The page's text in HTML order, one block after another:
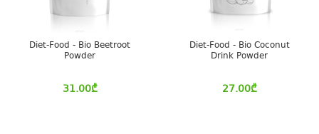
Diet-Food - Bio Beetroot
Powder
31.00₾
Diet-Food - Bio Coconut
Drink Powder
27.00₾